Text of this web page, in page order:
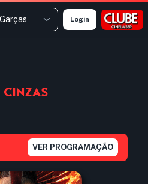
Login
CINZAS
VER PROGRAMAÇÃO